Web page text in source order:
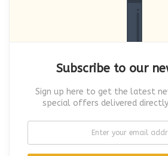
Subscribe to our
Sign up here to get the latest
special offers delivered